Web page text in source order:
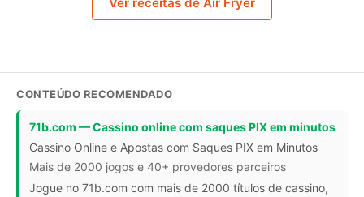
CONTEÚDO RECOMENDADO
71b.com — Cassino online com saques PIX em minutos
Cassino Online e Apostas com Saques PIX em Minutos
Mais de 2000 jogos e 40+ provedores parceiros
Jogue no 71b.com com mais de 2000 títulos de cassino,